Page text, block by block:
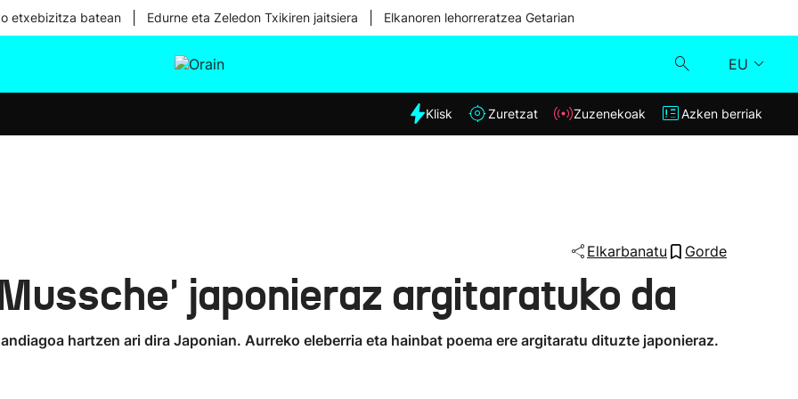
etxebizitza batean Edurne eta Zeledon Txikiren jaitsiera Elkanoren lehorreratzea Getarian
EU
Eguraldia
Klisk
Azken berriak
Klisk Zuretzat Zuzenekoak Azken berriak
Elkarbanatu Gorde
japonieraz argitaratuko da
hartzen ari dira Japonian. Aurreko eleberria eta hainbat poema ere argitaratu dituzte japonieraz.